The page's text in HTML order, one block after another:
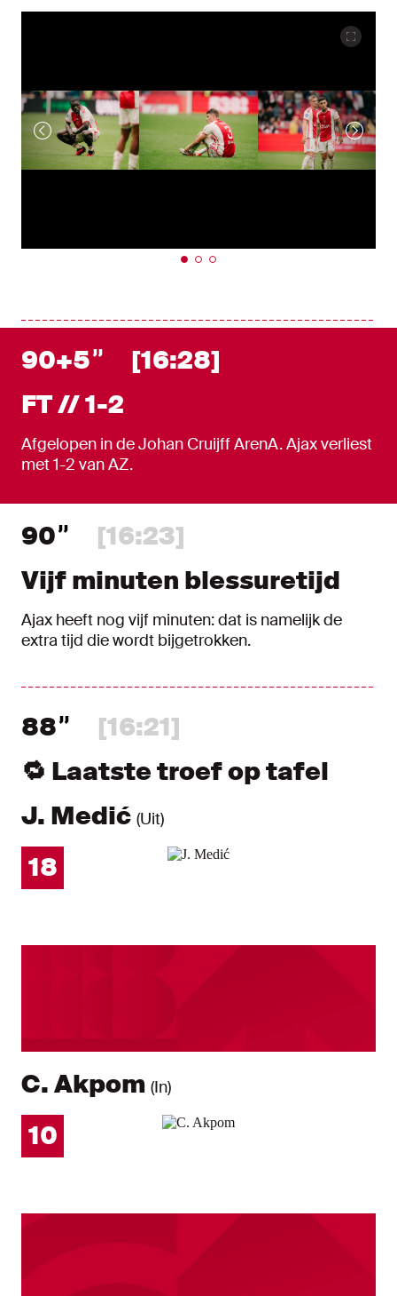
90+5
[16:28]
FT // 1-2
Afgelopen in de Johan Cruijff ArenA. Ajax verliest
met 1-2 van AZ.
90
[16:23]
Vijf minuten blessuretijd
Ajax heeft nog vijf minuten: dat is namelijk de
extra tijd die wordt bijgetrokken.
88
[16:21]
🔁 Laatste troef op tafel
J. Medić (Uit)
18
C. Akpom (In)
10